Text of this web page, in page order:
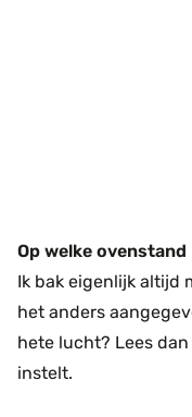
Op welke
Ik bak eigenlijk altijd
het anders
hete lucht? Lees
instelt.